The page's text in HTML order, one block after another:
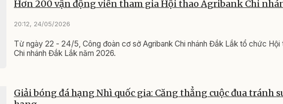
Hơn 200 vận động viên tham gia Hội thao Agribank Chi
20:12, 24/05/2026
Từ ngày 22 - 24/5, Công đoàn cơ sở Agribank Chi nhánh Đắk Lắk tổ chức Hội
Chi nhánh Đắk Lắk năm 2026.
Giải bóng đá hạng Nhì quốc gia: Căng thẳng cuộc đua tránh